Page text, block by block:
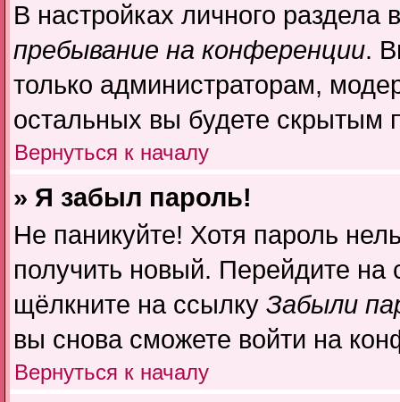
В настройках личного
пребывание на конференции.
только администраторам,
остальных вы будете скрытым
Вернуться к началу
» Я забыл пароль!
Не паникуйте! Хотя пароль
получить новый. Перейдите
щёлкните на ссылку Забыли
вы снова сможете войти на
Вернуться к началу